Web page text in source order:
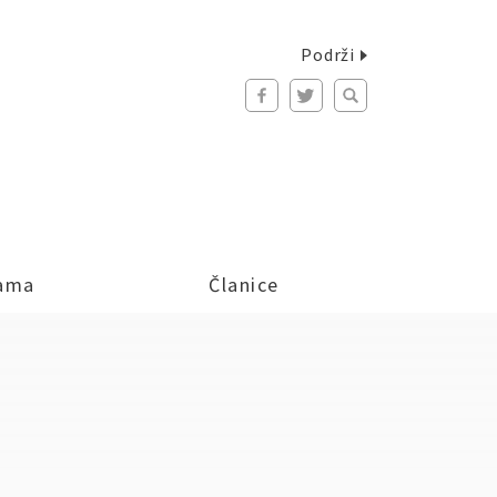
Podrži
Članice